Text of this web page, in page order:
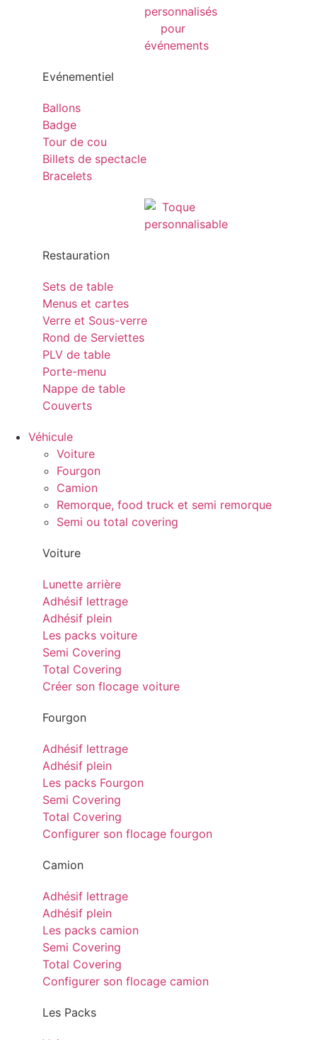
Evénementiel
Ballons
Badge
Tour de cou
Billets de spectacle
Bracelets
Restauration
Sets de table
Menus et cartes
Verre et Sous-verre
Rond de Serviettes
PLV de table
Porte-menu
Nappe de table
Couverts
Véhicule
Voiture
Fourgon
Camion
Remorque, food truck et semi remorque
Semi ou total covering
Voiture
Lunette arrière
Adhésif lettrage
Adhésif plein
Les packs voiture
Semi Covering
Total Covering
Créer son flocage voiture
Fourgon
Adhésif lettrage
Adhésif plein
Les packs Fourgon
Semi Covering
Total Covering
Configurer son flocage fourgon
Camion
Adhésif lettrage
Adhésif plein
Les packs camion
Semi Covering
Total Covering
Configurer son flocage camion
Les Packs